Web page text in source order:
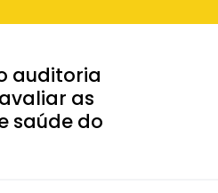
auditoria
as
saúde do